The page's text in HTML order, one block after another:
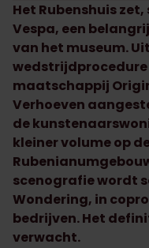
Het Rubenshuis
Vespa, een
van het museum.
maatschappij
Verhoeven
de
kleiner volume op
scenografie wordt
Wondering, in
bedrijven. Het
verwacht.